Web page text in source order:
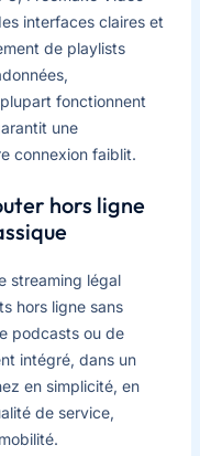
interfaces claires et
de playlists
fonctionnent
une
connexion faiblit.
hors ligne
streaming légal
hors ligne sans
podcasts ou de
intégré, dans un
en simplicité, en
de service,